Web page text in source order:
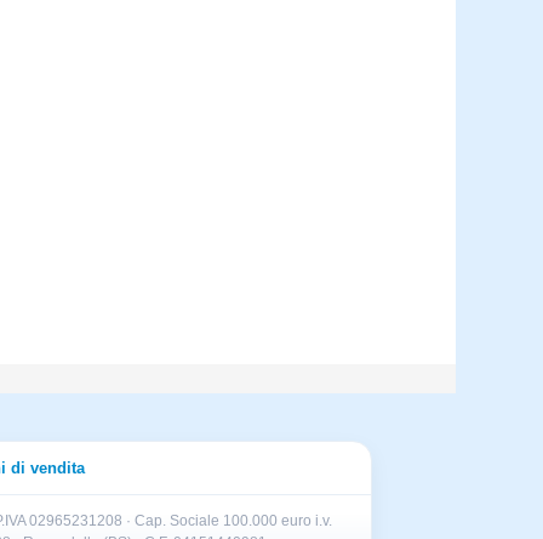
di vendita
02965231208 · Cap. Sociale 100.000 euro i.v.